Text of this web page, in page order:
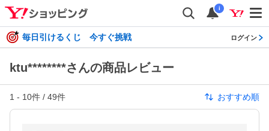
i
毎日引けるくじ 今すぐ挑戦 ログイン
ktu********さんの商品レビュー
1 - 10件 / 49件 おすすめ順